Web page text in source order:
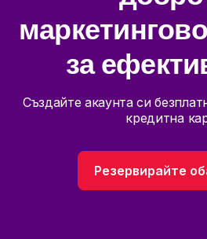
за
Създайте акаунта си
кредитна
Резервирайте